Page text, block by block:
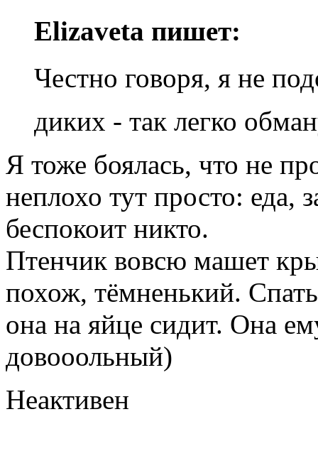
Elizaveta пишет:
Честно говоря, я не
диких - так легко
Я тоже боялась, что не
неплохо тут просто: еда,
беспокоит никто.
Птенчик вовсю машет
похож, тёмненький.
она на яйце сидит. Она
довооольный)
Неактивен